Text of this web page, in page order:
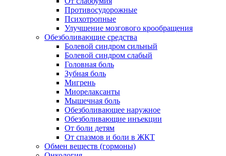
Противосудорожные
Психотропные
Улучшение мозгового крообращения
Обезболивающие средства
Болевой синдром сильный
Болевой синдром слабый
Головная боль
Зубная боль
Мигрень
Миорелаксанты
Мышечная боль
Обезболивающее наружное
Обезболивающие инъекции
От боли детям
От спазмов и боли в ЖКТ
Обмен веществ (гормоны)